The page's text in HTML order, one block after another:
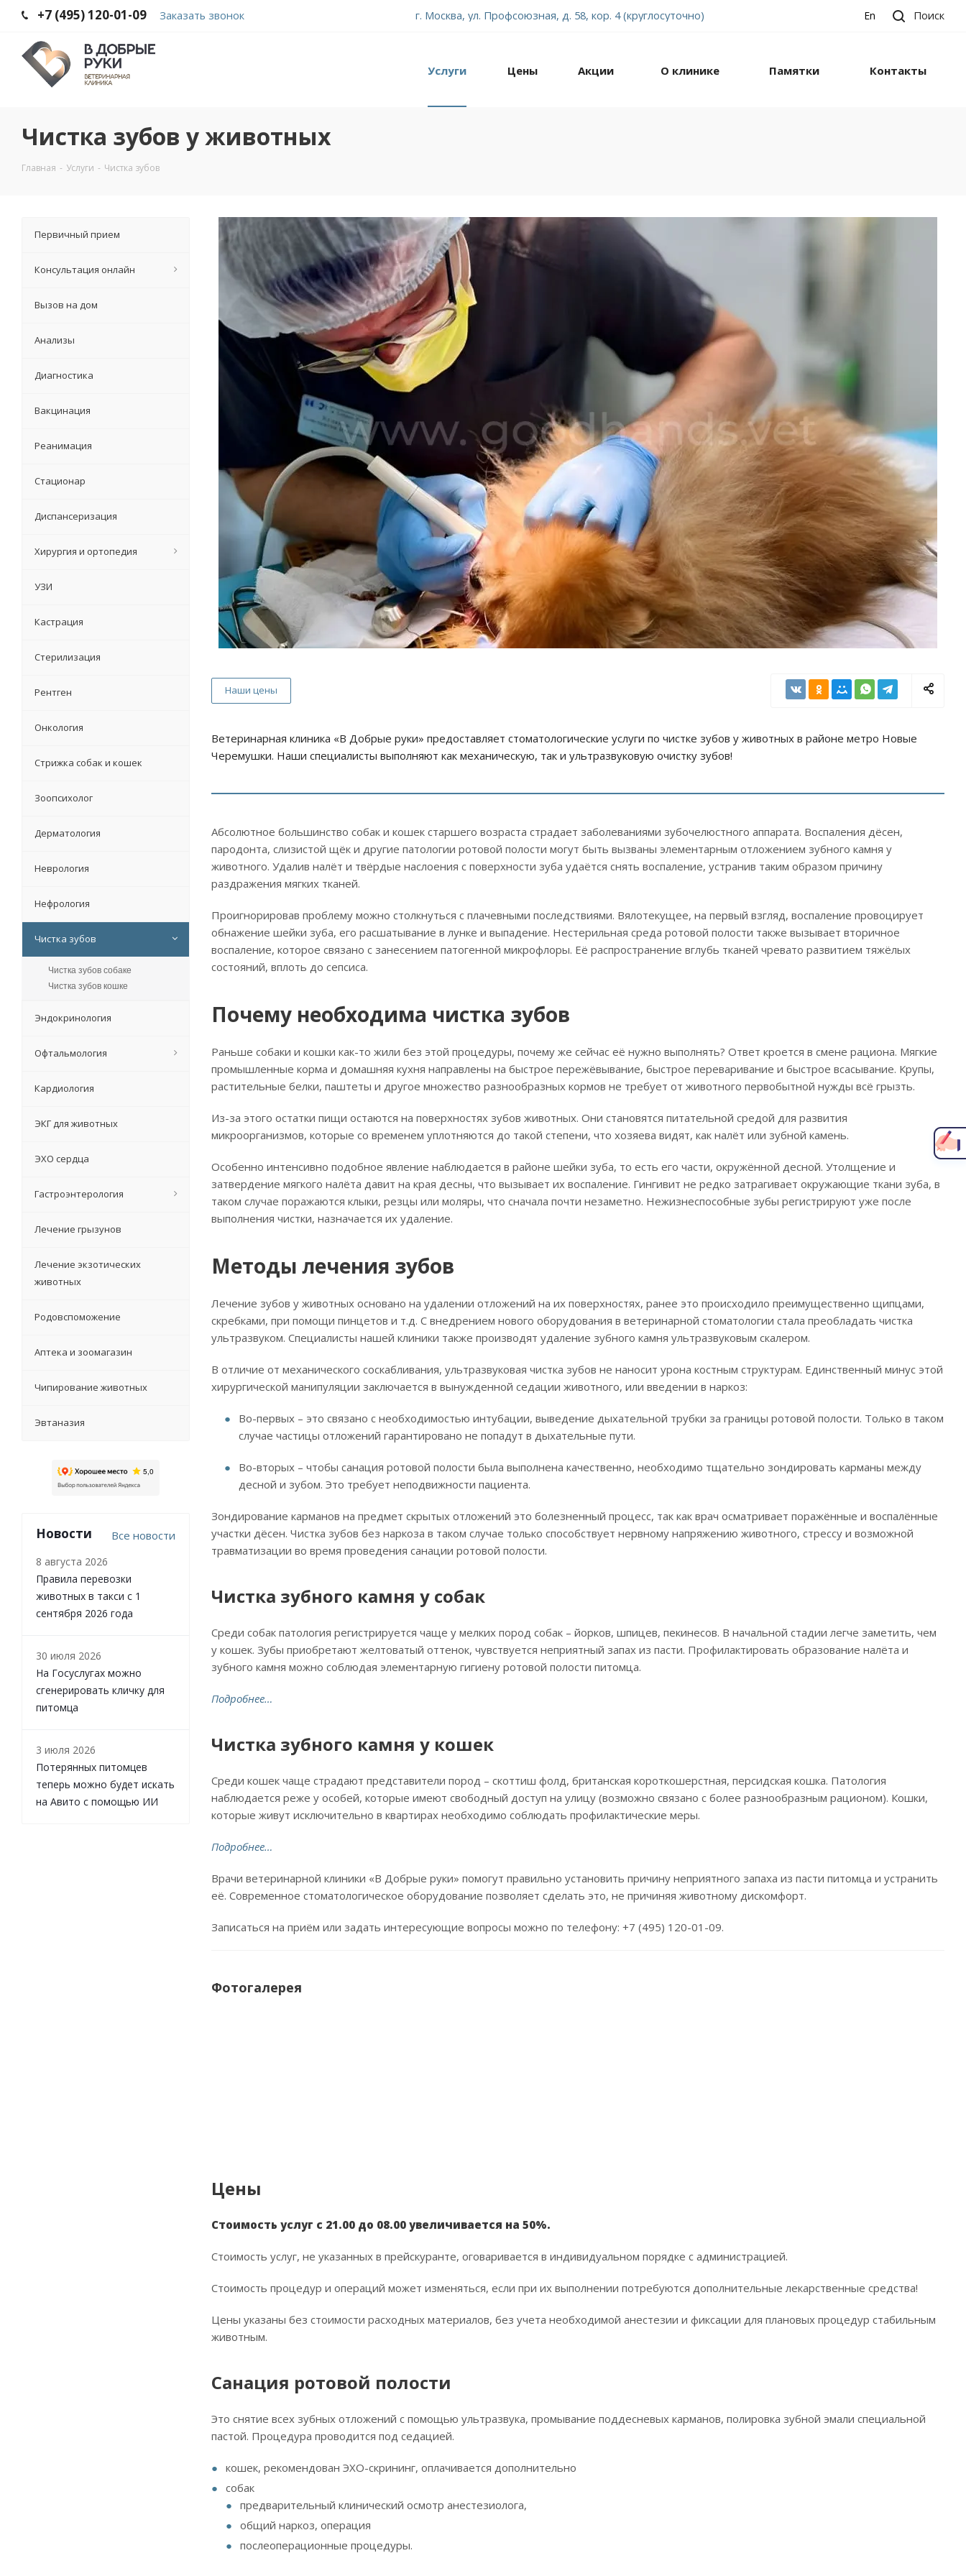
+7 (495) 120-01-09 Заказать звонок г. Москва, ул. Профсоюзная, д. 58, кор. 4 (круглосуточно) En Поиск
Услуги Цены Акции О клинике Памятки Контакты
Чистка зубов у животных
Главная - Услуги - Чистка зубов
Наши цены
Ветеринарная клиника «В Добрые руки» предоставляет стоматологические услуги по чистке зубов у животных в районе метро Новые
Черемушки. Наши специалисты выполняют как механическую, так и ультразвуковую очистку зубов!
Абсолютное большинство собак и кошек старшего возраста страдает заболеваниями зубочелюстного аппарата. Воспаления дёсен,
пародонта, слизистой щёк и другие патологии ротовой полости могут быть вызваны элементарным отложением зубного камня у
животного. Удалив налёт и твёрдые наслоения с поверхности зуба удаётся снять воспаление, устранив таким образом причину
раздражения мягких тканей.
Проигнорировав проблему можно столкнуться с плачевными последствиями. Вялотекущее, на первый взгляд, воспаление провоцирует
обнажение шейки зуба, его расшатывание в лунке и выпадение. Нестерильная среда ротовой полости также вызывает вторичное
воспаление, которое связано с занесением патогенной микрофлоры. Её распространение вглубь тканей чревато развитием тяжёлых
состояний, вплоть до сепсиса.
Почему необходима чистка зубов
Раньше собаки и кошки как-то жили без этой процедуры, почему же сейчас её нужно выполнять? Ответ кроется в смене рациона. Мягкие
промышленные корма и домашняя кухня направлены на быстрое пережёвывание, быстрое переваривание и быстрое всасывание. Крупы,
растительные белки, паштеты и другое множество разнообразных кормов не требует от животного первобытной нужды всё грызть.
Из-за этого остатки пищи остаются на поверхностях зубов животных. Они становятся питательной средой для развития
микроорганизмов, которые со временем уплотняются до такой степени, что хозяева видят, как налёт или зубной камень.
Особенно интенсивно подобное явление наблюдается в районе шейки зуба, то есть его части, окружённой десной. Утолщение и
затвердение мягкого налёта давит на края десны, что вызывает их воспаление. Гингивит не редко затрагивает окружающие ткани зуба, в
таком случае поражаются клыки, резцы или моляры, что сначала почти незаметно. Нежизнеспособные зубы регистрируют уже после
выполнения чистки, назначается их удаление.
Методы лечения зубов
Лечение зубов у животных основано на удалении отложений на их поверхностях, ранее это происходило преимущественно щипцами,
скребками, при помощи пинцетов и т.д. С внедрением нового оборудования в ветеринарной стоматологии стала преобладать чистка
ультразвуком. Специалисты нашей клиники также производят удаление зубного камня ультразвуковым скалером.
В отличие от механического соскабливания, ультразвуковая чистка зубов не наносит урона костным структурам. Единственный минус этой
хирургической манипуляции заключается в вынужденной седации животного, или введении в наркоз:
Во-первых – это связано с необходимостью интубации, выведение дыхательной трубки за границы ротовой полости. Только в таком
случае частицы отложений гарантировано не попадут в дыхательные пути.
Во-вторых – чтобы санация ротовой полости была выполнена качественно, необходимо тщательно зондировать карманы между
десной и зубом. Это требует неподвижности пациента.
Зондирование карманов на предмет скрытых отложений это болезненный процесс, так как врач осматривает поражённые и воспалённые
участки дёсен. Чистка зубов без наркоза в таком случае только способствует нервному напряжению животного, стрессу и возможной
травматизации во время проведения санации ротовой полости.
Чистка зубного камня у собак
Среди собак патология регистрируется чаще у мелких пород собак – йорков, шпицев, пекинесов. В начальной стадии легче заметить, чем
у кошек. Зубы приобретают желтоватый оттенок, чувствуется неприятный запах из пасти. Профилактировать образование налёта и
зубного камня можно соблюдая элементарную гигиену ротовой полости питомца.
Подробнее…
Чистка зубного камня у кошек
Среди кошек чаще страдают представители пород – скоттиш фолд, британская короткошерстная, персидская кошка. Патология
наблюдается реже у особей, которые имеют свободный доступ на улицу (возможно связано с более разнообразным рационом). Кошки,
которые живут исключительно в квартирах необходимо соблюдать профилактические меры.
Подробнее…
Врачи ветеринарной клиники «В Добрые руки» помогут правильно установить причину неприятного запаха из пасти питомца и устранить
её. Современное стоматологическое оборудование позволяет сделать это, не причиняя животному дискомфорт.
Записаться на приём или задать интересующие вопросы можно по телефону: +7 (495) 120-01-09.
Фотогалерея
Цены
Стоимость услуг с 21.00 до 08.00 увеличивается на 50%.
Стоимость услуг, не указанных в прейскуранте, оговаривается в индивидуальном порядке с администрацией.
Стоимость процедур и операций может изменяться, если при их выполнении потребуются дополнительные лекарственные средства!
Цены указаны без стоимости расходных материалов, без учета необходимой анестезии и фиксации для плановых процедур стабильным
животным.
Санация ротовой полости
Это снятие всех зубных отложений с помощью ультразвука, промывание поддесневых карманов, полировка зубной эмали специальной
пастой. Процедура проводится под седацией.
кошек, рекомендован ЭХО-скрининг, оплачивается дополнительно
собак
предварительный клинический осмотр анестезиолога,
общий наркоз, операция
послеоперационные процедуры.
Первичный прием
Консультация онлайн
Вызов на дом
Анализы
Диагностика
Вакцинация
Реанимация
Стационар
Диспансеризация
Хирургия и ортопедия
УЗИ
Кастрация
Стерилизация
Рентген
Онкология
Стрижка собак и кошек
Зоопсихолог
Дерматология
Неврология
Нефрология
Чистка зубов
Чистка зубов собаке
Чистка зубов кошке
Эндокринология
Офтальмология
Кардиология
ЭКГ для животных
ЭХО сердца
Гастроэнтерология
Лечение грызунов
Лечение экзотических
животных
Родовспоможение
Аптека и зоомагазин
Чипирование животных
Эвтаназия
Новости Все новости
8 августа 2026
Правила перевозки
животных в такси с 1
сентября 2026 года
30 июля 2026
На Госуслугах можно
сгенерировать кличку для
питомца
3 июля 2026
Потерянных питомцев
теперь можно будет искать
на Авито с помощью ИИ
Написать главному врачу